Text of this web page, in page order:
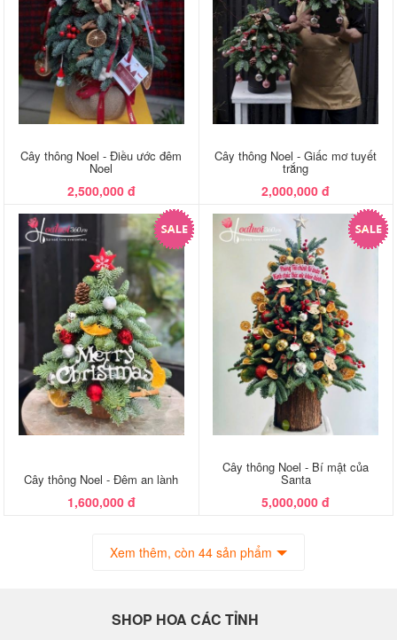
Cây thông Noel - Điều ước đêm
Noel
2,500,000 đ
Cây thông Noel - Giấc mơ tuyết
trắng
2,000,000 đ
Cây thông Noel - Đêm an lành
1,600,000 đ
Cây thông Noel - Bí mật của
Santa
5,000,000 đ
Xem thêm, còn 44 sản phẩm
SHOP HOA CÁC TỈNH